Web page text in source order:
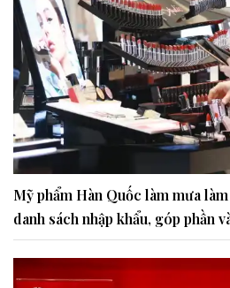
Mỹ phẩm Hàn Quốc làm mưa
danh sách nhập khẩu, góp phần